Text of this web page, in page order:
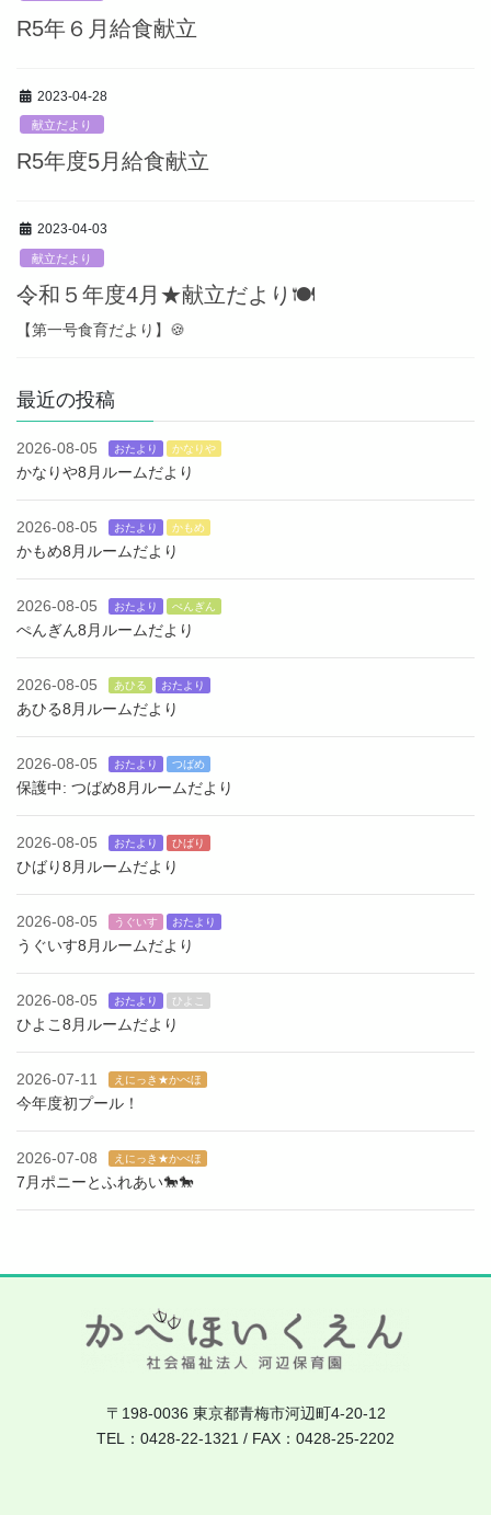
R5年６月給食献立
2023-04-28
献立だより
R5年度5月給食献立
2023-04-03
献立だより
令和５年度4月★献立だより🍽
【第一号食育だより】🍪
最近の投稿
2026-08-05 おたより かなりや
かなりや8月ルームだより
2026-08-05 おたより かもめ
かもめ8月ルームだより
2026-08-05 おたより ぺんぎん
ぺんぎん8月ルームだより
2026-08-05 あひる おたより
あひる8月ルームだより
2026-08-05 おたより つばめ
保護中: つばめ8月ルームだより
2026-08-05 おたより ひばり
ひばり8月ルームだより
2026-08-05 うぐいす おたより
うぐいす8月ルームだより
2026-08-05 おたより ひよこ
ひよこ8月ルームだより
2026-07-11 えにっき★かべほ
今年度初プール！
2026-07-08 えにっき★かべほ
7月ポニーとふれあい🐎🐎
〒198-0036 東京都青梅市河辺町4-20-12
TEL：0428-22-1321 / FAX：0428-25-2202